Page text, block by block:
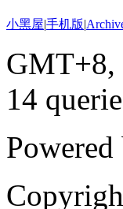
小黑屋|手机版|
GMT+8,
14
Powered